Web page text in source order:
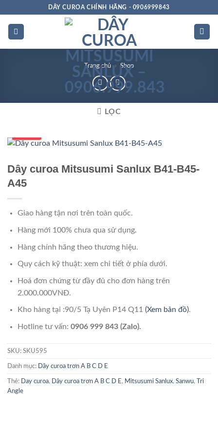
dung
DÂY CUROA CHÍNH HÃNG - 0906999843
Trang chủ » Shop
LỌC
Dây curoa Mitsusumi Sanlux B41-B45-
A45
Giao hàng tận nơi trên toàn quốc.
Hàng mới 100% chưa qua sử dụng.
Hàng chính hãng theo thương hiệu.
Quy cách kỹ thuật: xem chi tiết ở phía dưới.
Hoá đơn chứng từ đầy đủ cho đơn hàng trên
2.000.000VNĐ.
Kho hàng tại :90/5 Tạ Uyên P14 Q11 (Xem bản đồ).
Hotline tư vấn: 0906 999 843 (Zalo).
SKU: SKU595
Danh mục: Dây curoa trơn A B C D E
Thẻ: Day curoa, Dây curoa trơn A B C D E , Mitsusumi Sanlux, Sanwu,
Tri
Angle